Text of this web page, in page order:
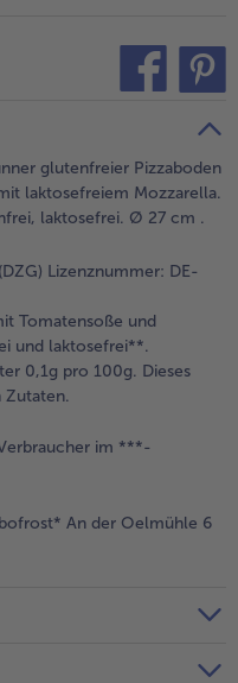
Schlemmermenüs nach Wahl
glutenfreier Pizzaboden
laktosefreiem Mozzarella.
laktosefrei. Ø 27 cm .
Lizenznummer: DE-
Tomatensoße und
und laktosefrei**.
0,1g pro 100g. Dieses
Zutaten.
im ***-
An der Oelmühle 6